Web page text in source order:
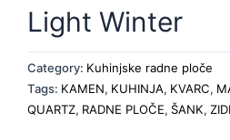
Light Winter
Category: Kuhinjske radne ploče
Tags: KAMEN, KUHINJA, KVARC,
QUARTZ, RADNE PLOČE, ŠANK,